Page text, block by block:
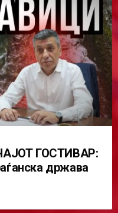
ГОСТИВАР:
држава